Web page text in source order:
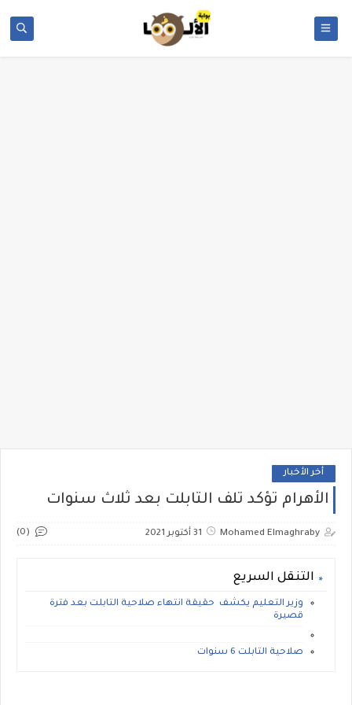
أخر الأخبار
الأهرام تؤكد تلف التابلت بعد ثلاث سنوات
Mohamed Elmaghraby 31 أكتوبر 2021 (0)
التنقل السريع
وزير التعليم يكشف حقيقة انتهاء صلاحية التابلت بعد فترة
قصيرة
صلاحية التابلت 6 سنوات